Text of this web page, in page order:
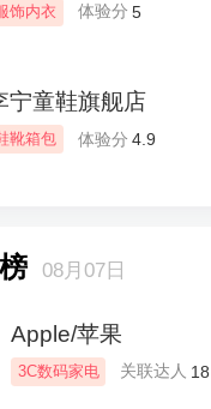
饰内衣 体验分 5
宁童鞋旗舰店
靴箱包 体验分 4.9
08月07日
Apple/苹果
3C数码家电 关联达人 18